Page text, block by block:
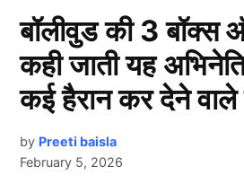
गंदी हरकत
बॉलीवुड की 3 बॉक्स
कही जाती यह
कई हैरान कर देने वाले
by Preeti baisla
February 5, 2026